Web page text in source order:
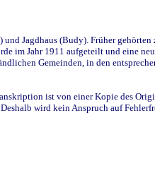
Jagdhaus (Budy). Früher
im Jahr 1911 aufgeteilt und eine
Gemeinden, in den
ist von einer Kopie des
wird kein Anspruch auf